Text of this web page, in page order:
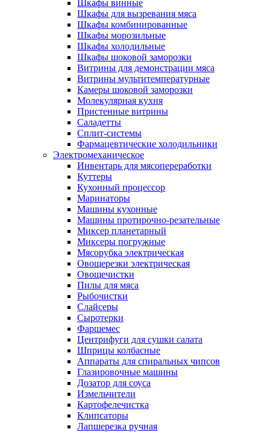
Шкафы винные
Шкафы для вызревания мяса
Шкафы комбинированные
Шкафы морозильные
Шкафы холодильные
Шкафы шоковой заморозки
Витрины для демонстрации мяса
Витрины мультитемпературные
Камеры шоковой заморозки
Молекулярная кухня
Пристенные витрины
Саладетты
Сплит-системы
Фармацевтические холодильники
Электромеханическое
Инвентарь для мясопереработки
Куттеры
Кухонный процессор
Маринаторы
Машины кухонные
Машины протирочно-резательные
Миксер планетарный
Миксеры погружные
Мясорубка электрическая
Овощерезки электрическая
Овощечистки
Пилы для мяса
Рыбочистки
Слайсеры
Сыротерки
Фаршемес
Центрифуги для сушки салата
Шприцы колбасные
Аппараты для спиральных чипсов
Глазировочные машины
Дозатор для соуса
Измельчители
Картофелечистка
Клипсаторы
Лапшерезка ручная